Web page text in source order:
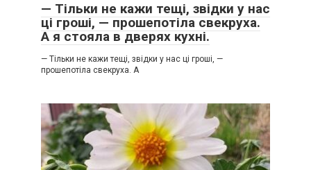
— Тільки не кажи тещі, звідки у нас
ці гроші, — прошепотіла свекруха.
А я стояла в дверях кухні.
— Тільки не кажи тещі, звідки у нас ці гроші, —
прошепотіла свекруха. А